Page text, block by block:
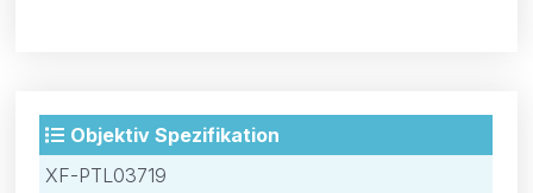
Objektiv Spezifikation
XF-PTL03719